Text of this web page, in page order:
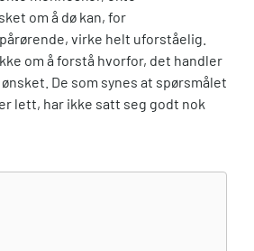
om å dø kan, for
virke helt uforståelig.
om å forstå hvorfor, det handler
De som synes at spørsmålet
lett, har ikke satt seg godt nok